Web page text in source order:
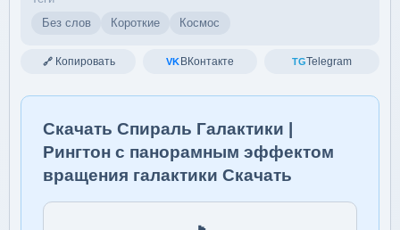
Без слов
Короткие Космос
🔗 Копировать VK ВКонтакте TGTelegram
Скачать Спираль Галактики |
Рингтон с панорамным эффектом
вращения галактики Скачать